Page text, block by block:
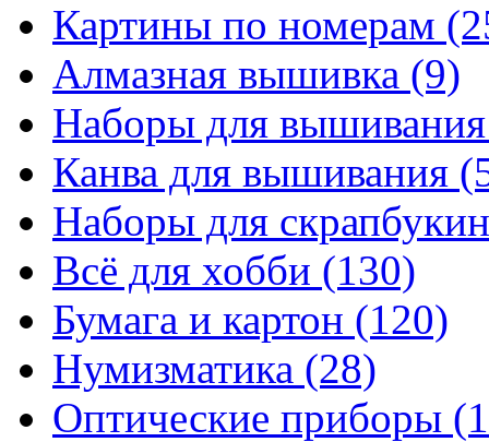
Картины по номерам
Алмазная вышивка (9)
Наборы для
Канва для вышивания
Наборы для
Всё для хобби (130)
Бумага и картон (120)
Нумизматика (28)
Оптические приборы